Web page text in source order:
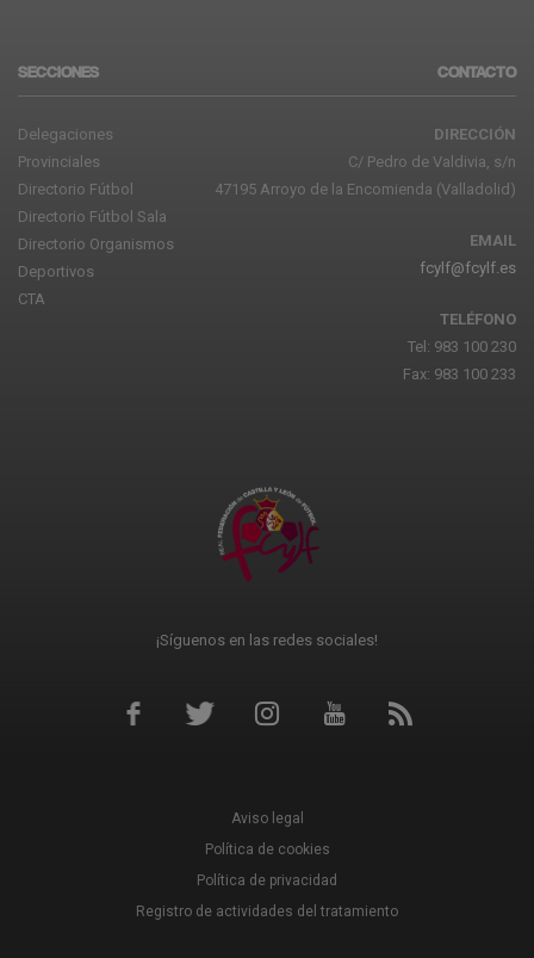
SECCIONES
Delegaciones
Provinciales
Directorio Fútbol
Directorio Fútbol Sala
Directorio Organismos
Deportivos
CTA
CONTACTO
DIRECCIÓN
C/ Pedro de Valdivia, s/n
47195 Arroyo de la Encomienda (Valladolid)
EMAIL
fcylf@fcylf.es
TELÉFONO
Tel: 983 100 230
Fax: 983 100 233
¡Síguenos en las redes sociales!
Aviso legal
Política de cookies
Política de privacidad
Registro de actividades del tratamiento